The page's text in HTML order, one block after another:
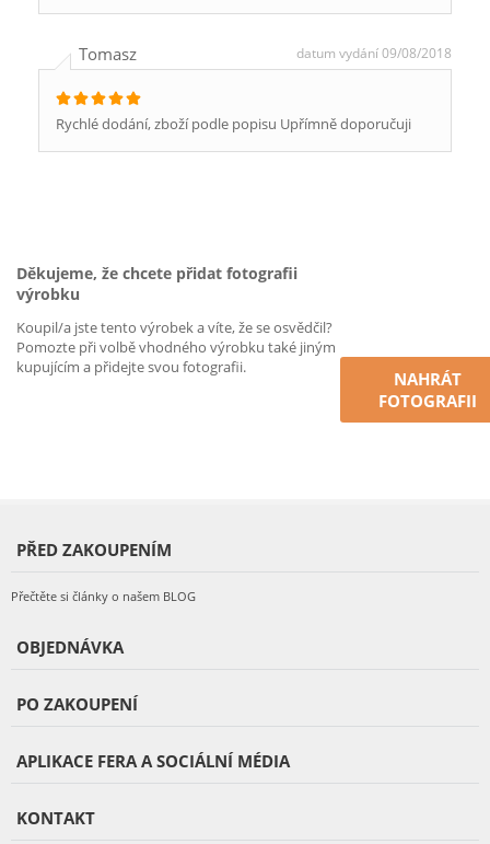
Tomasz datum vydání 09/08/2018
Rychlé dodání, zboží podle popisu Upřímně doporučuji
Děkujeme, že chcete přidat fotografii
výrobku
Koupil/a jste tento výrobek a víte, že se osvědčil?
Pomozte při volbě vhodného výrobku také jiným
kupujícím a přidejte svou fotografii.
NAHRÁT
FOTOGRAFII
PŘED ZAKOUPENÍM
Přečtěte si články o našem BLOG
OBJEDNÁVKA
PO ZAKOUPENÍ
APLIKACE FERA A SOCIÁLNÍ MÉDIA
KONTAKT